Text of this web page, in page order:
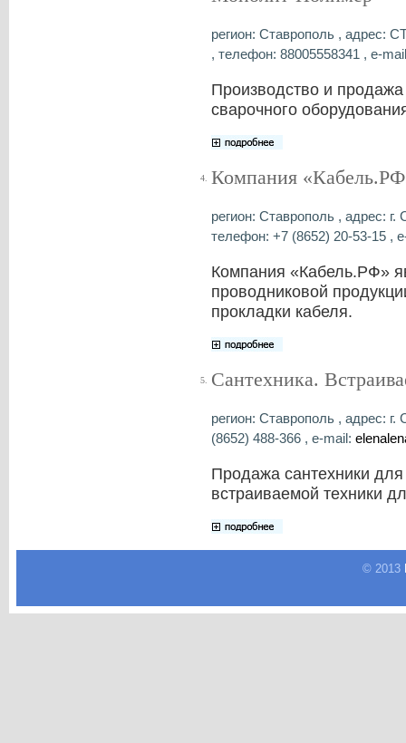
регион: Ставрополь , адрес:
, телефон: 88005558341 , e-
Производство и
сварочного
4. Компания
регион: Ставрополь , адрес:
телефон: +7 (8652) 20-53-15 ,
Компания «Кабель.РФ»
проводниковой
прокладки кабеля.
5. Сантехника.
регион: Ставрополь , адрес:
(8652) 488-366 , e-mail:
Продажа сантехники
встраиваемой техники
© 2013